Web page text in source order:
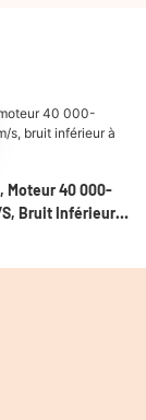
Moteur 40 000-
s, Bruit Inférieur À